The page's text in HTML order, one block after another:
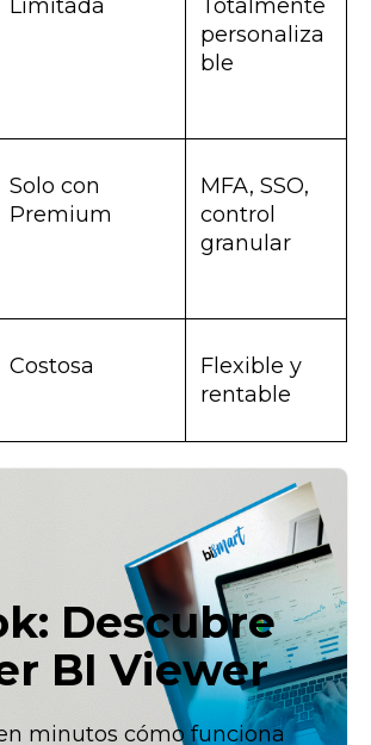
Limitada
Totalmente
personaliza
ble
Solo con
Premium
MFA, SSO,
control
granular
Costosa
Flexible y
rentable
Descubre
BI Viewer
minutos cómo funciona